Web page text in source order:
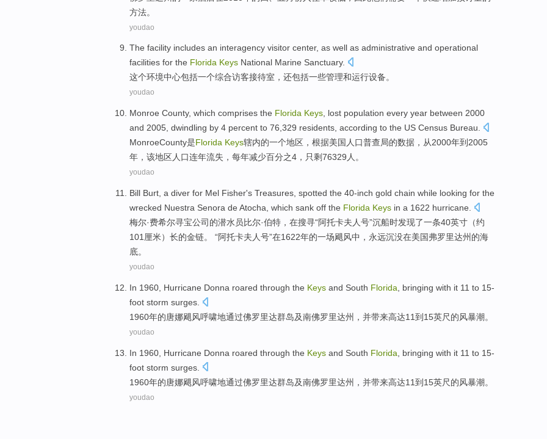
方法。
youdao
The facility includes an interagency visitor center, as well as administrative and operational
facilities for the Florida Keys National Marine Sanctuary.
这个环境中心包括一个综合访客接待室，还包括一些管理和运行设备。
youdao
Monroe County, which comprises the Florida Keys lost population every year between 2000
and 2005, dwindling by 4 percent to 76,329 residents, according to the US Census Bureau
MonroeCounty是Florida Keys辖内的一个地区， 根据美国 人口普查局的数据，从2000年到 2005
年，该地区人口连年流失 ，每年减少百分之4，只剩76329人。
youdao
Bill Burt , a diver for Mel Fisher's Treasures spotted the 40-inch gold chain while looking for the
wrecked Nuestra Senora de Atocha, which sank off the Florida Keys in a 1622 hurricane
梅尔·费希尔寻宝公司的潜水员比尔·伯特 ， 在搜寻“阿托卡夫人号”沉船时发现了一条40英寸（约
101厘米）长的金链。 “阿托卡夫人号”在1622年的一场飓风中，永远沉没在美国弗罗里达州的海
底。
youdao
In 1960, Hurricane Donna roared through the Keys and South Florida bringing with it 11 to 15-
foot storm surges
1960年的唐娜飓风呼啸地通过佛罗里达群岛及南佛罗里达州 ，并带来高达11到 15英尺的风暴潮。
youdao
In 1960, Hurricane Donna roared through the Keys and South Florida bringing with it 11 to 15-
foot storm surges
1960年的唐娜飓风呼啸地通过佛罗里达群岛及南佛罗里达州 ，并带来高达11到15英尺的风暴潮。
youdao